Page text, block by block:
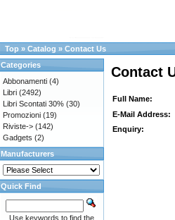
Top » Catalog » Contact Us
Contact
Full Name:
E-Mail Address:
Enquiry:
Categories
Abbonamenti (4)
Libri (2492)
Libri Scontati 30% (30)
Promozioni (19)
Riviste-> (142)
Gadgets (2)
Manufacturers
Quick Find
Use keywords to find the